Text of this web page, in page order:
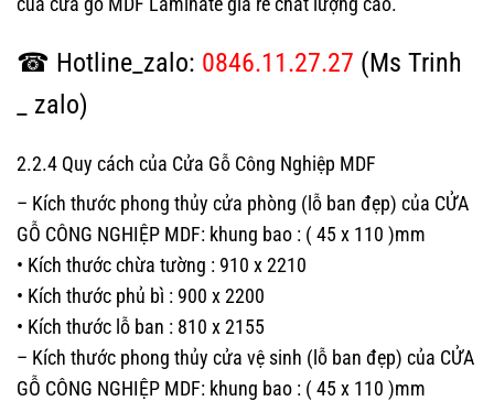
☎ Hotline_zalo: 0846.11.27.27 (Ms Trinh
_ zalo)
2.2.4 Quy cách của Cửa Gỗ Công Nghiệp MDF
– Kích thước phong thủy cửa phòng (lỗ ban đẹp) của CỬA
GỖ CÔNG NGHIỆP MDF: khung bao : ( 45 x 110 )mm
• Kích thước chừa tường : 910 x 2210
• Kích thước phủ bì : 900 x 2200
• Kích thước lỗ ban : 810 x 2155
– Kích thước phong thủy cửa vệ sinh (lỗ ban đẹp) của CỬA
GỖ CÔNG NGHIỆP MDF: khung bao : ( 45 x 110 )mm